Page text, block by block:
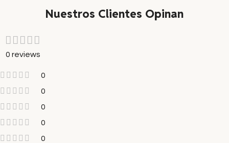
Nuestros Clientes Opinan
0 reviews
0
0
0
0
0